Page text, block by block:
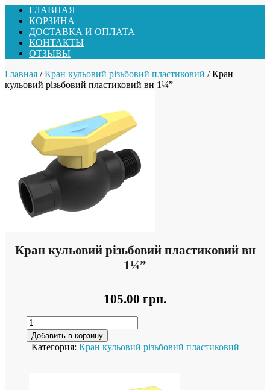
ГЛАВНАЯ
КОРЗИНА
ДОСТАВКА И ОПЛАТА
КОНТАКТЫ
ОТЗЫВЫ
Главная /Кран кульовий різьбовий пластиковий / Кран
кульовий різьбовий пластиковий вн 1¼”
Кран кульовий різьбовий пластиковий вн
1¼”
105.00 грн.
Добавить в корзину
Категория: Кран кульовий різьбовий пластиковий